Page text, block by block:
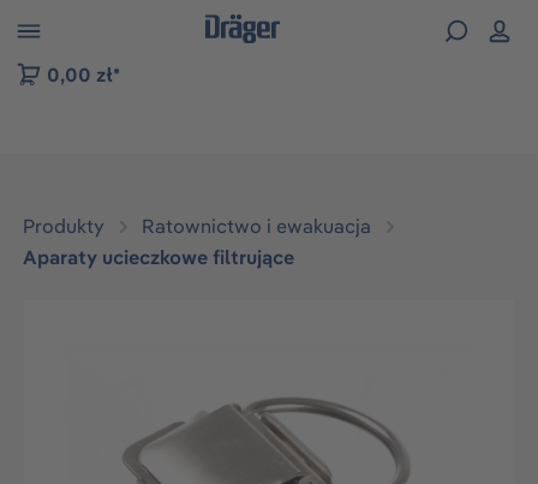
do nawigacji na platformie B2B
0,00 zł*
Produkty
Ratownictwo i ewakuacja
Aparaty ucieczkowe filtrujące